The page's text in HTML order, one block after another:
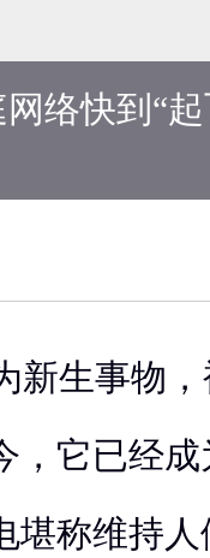
络快到“起
新生事物
，它已经
堪称维持